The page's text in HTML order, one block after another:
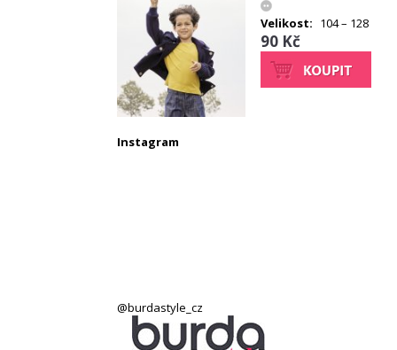
Velikost: 104 – 128
90 Kč
Instagram
@burdastyle_cz